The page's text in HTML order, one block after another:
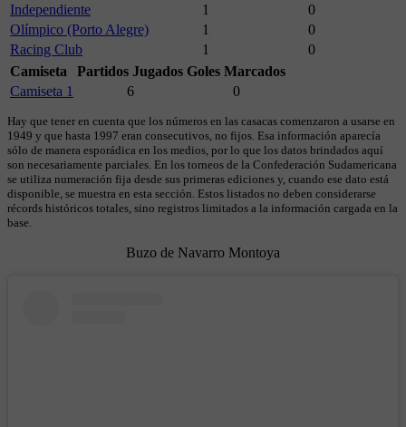
Independiente
1
0
Olímpico (Porto Alegre)
1
0
Racing Club
1
0
Camiseta
Partidos Jugados Goles Marcados
Camiseta 1
6 0
Hay que tener en cuenta que los números en las casacas comenzaron a usarse en
1949 y que hasta 1997 eran consecutivos, no fijos. Esa información aparecía
sólo de manera esporádica en los medios, por lo que los datos brindados aquí
son necesariamente parciales. En los torneos de la Confederación Sudamericana
se utiliza numeración fija desde sus primeras ediciones y, cuando ese dato está
disponible, se muestra en esta sección. Estos listados no deben considerarse
récords históricos totales, sino registros limitados a la información cargada en la
base.
Buzo de Navarro Montoya